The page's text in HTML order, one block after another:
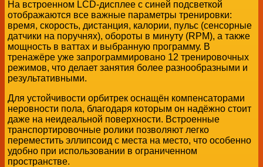
На встроенном LCD-дисплее с синей подсветкой
отображаются все важные параметры тренировки:
время, скорость, дистанция, калории, пульс (сенсорные
датчики на поручнях), обороты в минуту (RPM), а также
мощность в ваттах и выбранную программу. В
тренажёре уже запрограммировано 12 тренировочных
режимов, что делает занятия более разнообразными и
результативными.
Для устойчивости орбитрек оснащён компенсаторами
неровности пола, благодаря которым он надёжно стоит
даже на неидеальной поверхности. Встроенные
транспортировочные ролики позволяют легко
переместить эллипсоид с места на место, что особенно
удобно при использовании в ограниченном
пространстве.